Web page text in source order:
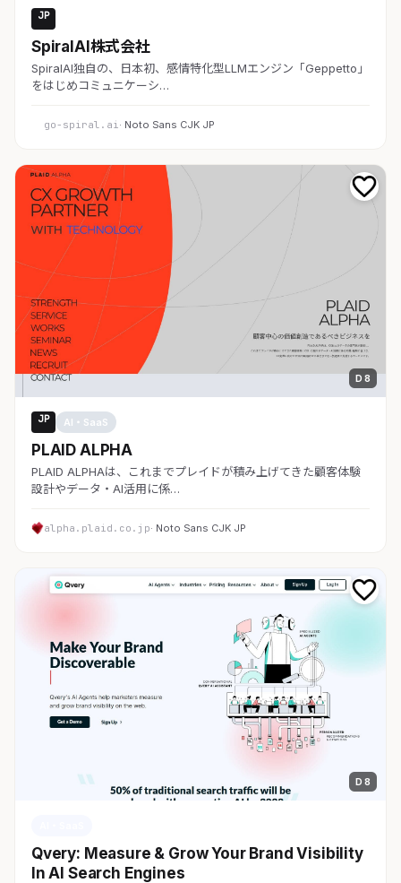
JP
SpiralAI株式会社
SpiralAI独自の、日本初、感情特化型LLMエンジン「Geppetto」
をはじめコミュニケーシ…
go-spiral.ai· Noto Sans CJK JP
D 8
JP AI・SaaS
PLAID ALPHA
PLAID ALPHAは、これまでプレイドが積み上げてきた顧客体験
設計やデータ・AI活用に係…
alpha.plaid.co.jp· Noto Sans CJK JP
D 8
Qvery: Measure & Grow Your Brand Visibility
In AI Search Engines